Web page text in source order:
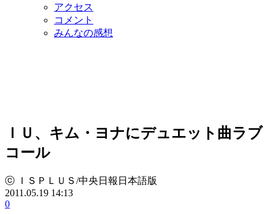
アクセス
コメント
みんなの感想
ＩＵ、キム・ヨナにデュエット曲ラブ
コール
ⓒ ＩＳＰＬＵＳ/中央日報日本語版
2011.05.19 14:13
0